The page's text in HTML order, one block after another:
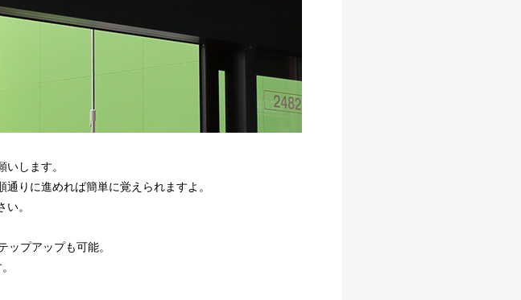
します。
りに進めれば簡単に覚えられますよ。
。
プアップも可能。